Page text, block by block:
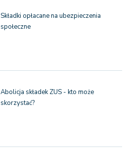
Składki opłacane na ubezpieczenia
społeczne
Abolicja składek ZUS - kto może
skorzystać?